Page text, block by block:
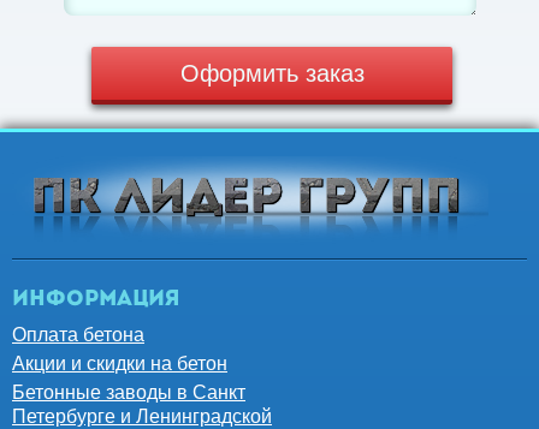
Оформить заказ
Информация
Оплата бетона
Акции и скидки на бетон
Бетонные заводы в Санкт
Петербурге и Ленинградской